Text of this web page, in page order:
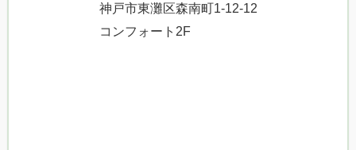
神戸市東灘区森南町1-12-12
コンフォート2F